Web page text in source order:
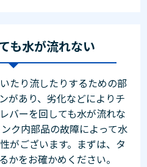
も水が流れない
たり流したりするための部
があり、劣化などによりチ
バーを回しても水が流れな
ク内部品の故障によって水
がございます。まずは、タ
かをお確かめください。